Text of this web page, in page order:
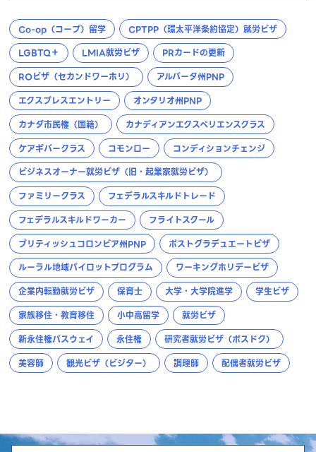
Co-op（コープ）留学
CPTPP（環太平洋条約協定）就労ビザ
LGBTQ＋
LMIA就労ビザ
PRカードの更新
ROビザ（セカンドワーホリ）
アルバータ州PNP
エクスプレスエントリー
オンタリオ州PNP
カナダ市民権（国籍）
カナディアンエクスペリエンスクラス
ケアギバークラス
コモンロー
コンディションチェンジ
ビジネスオーナー就労ビザ（旧・起業家就労ビザ）
ファミリークラス
フェデラルスキルドトレード
フェデラルスキルドワーカー
フライトスクール
ブリティッシュコロンビア州PNP
ポストグラデュエートビザ
ルーラル地域パイロットプログラム
ワーキングホリデービザ
企業内転勤就労ビザ
保育士 大学・大学院進学
学生ビザ
家族移住・教育移住
小中高留学
就労ビザ
新永住権パスウェイ
永住権
研究者就労ビザ（ポスドク）
美容師
観光ビザ（ビジター） 調理師 配偶者就労ビザ